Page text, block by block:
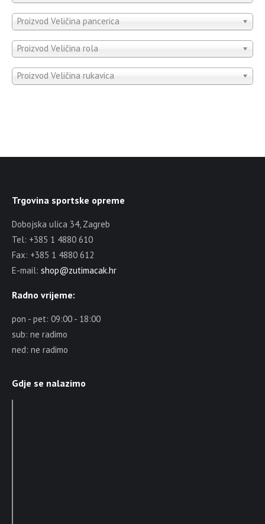
Proizvod Veličina pancerica
Proizvod Veličina rola
Proizvod Veličina rukavica
Trgovina sportske opreme
Dobojska ulica 34, Zagreb
Tel: +385 1 4880 610
Fax: +385 1 4880 612
E-mail: shop@zutimacak.hr
Radno vrijeme:
pon - pet: 09:00 - 18:00
sub: ne radimo
ned: ne radimo
Gdje se nalazimo